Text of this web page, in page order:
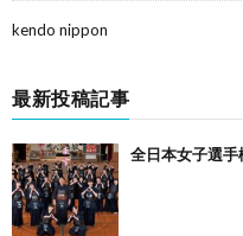
kendo nippon
最新投稿記事
全日本女子選手